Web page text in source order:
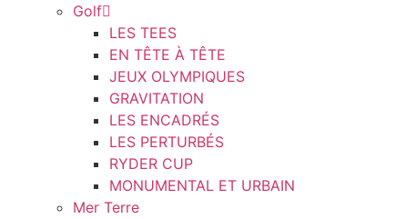
Golf
LES TEES
EN TÊTE À TÊTE
JEUX OLYMPIQUES
GRAVITATION
LES ENCADRÉS
LES PERTURBÉS
RYDER CUP
MONUMENTAL ET URBAIN
Mer Terre